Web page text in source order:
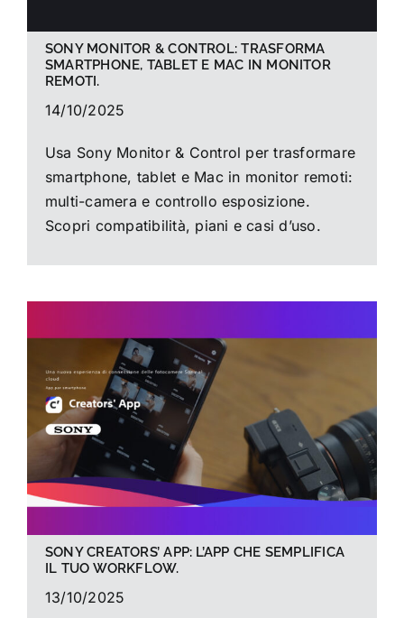
SONY MONITOR & CONTROL: TRASFORMA
SMARTPHONE, TABLET E MAC IN MONITOR
REMOTI.
14/10/2025
Usa Sony Monitor & Control per trasformare
smartphone, tablet e Mac in monitor remoti:
multi-camera e controllo esposizione.
Scopri compatibilità, piani e casi d’uso.
SONY CREATORS’ APP: L’APP CHE SEMPLIFICA
IL TUO WORKFLOW.
13/10/2025